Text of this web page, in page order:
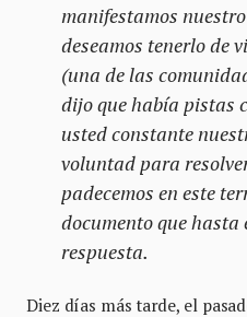
manifestamos
deseamos tenerlo de
(una de las
dijo que había pistas
usted constante
voluntad para
padecemos en este
documento que
respuesta.
Diez días más tarde, el